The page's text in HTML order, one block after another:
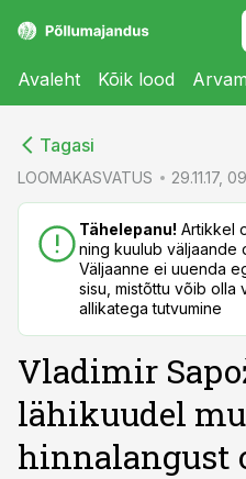
Avaleht Kõik lood
Tagasi
LOOMAKASVATUS 29.11.17,
Tähelepanu! Artikkel
ning kuulub väljaande
Väljaanne ei uuenda
sisu, mistõttu võib olla
allikatega tutvumine
Vladimir
lähikuudel
hinnalangust